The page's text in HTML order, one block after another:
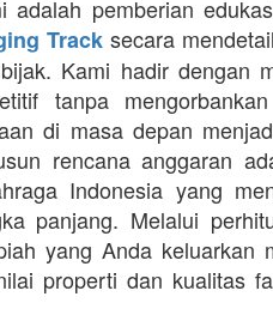
pemberian
Track secara
Kami hadir dengan
tanpa
di masa depan
rencana anggaran
Indonesia yang
panjang. Melalui
yang Anda keluarkan
properti dan kualitas